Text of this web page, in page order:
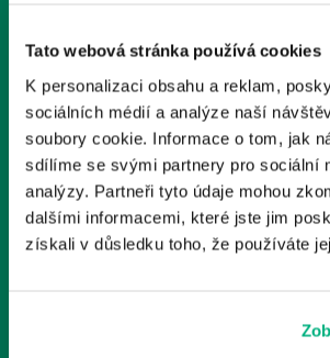
Tato webová stránka používá cookies
K personalizaci obsahu a reklam,
sociálních médií a analýze naší
soubory cookie. Informace o tom, jak
sdílíme se svými partnery pro sociální
analýzy. Partneři tyto údaje mohou
dalšími informacemi, které jste jim
získali v důsledku toho, že používáte
Odebírá už 2000+
Články, podcasty,
odborníkům v České republice. Nejsou
veřejnosti.
Odborníkem je dle § 2a zákona č. 40/
reklamy, v platném znění, osoba
nebo vydávat léčivé přípravky nebo
prostředky. Pokud osoba, která není
na tyto webové stránky, vystavuje se
Kliknutím na tlačítko „Jsem odborník“